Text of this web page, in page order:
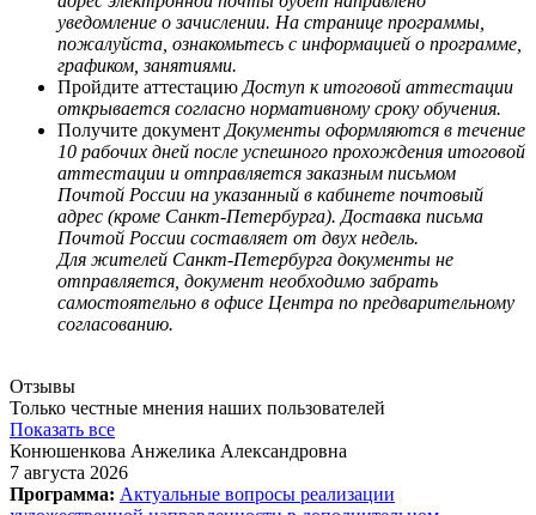
уведомление о зачислении. На странице программы,
пожалуйста, ознакомьтесь с информацией о программе,
графиком, занятиями.
Пройдите аттестацию Доступ к итоговой аттестации
открывается согласно нормативному сроку обучения.
Получите документ Документы оформляются в течение
10 рабочих дней после успешного прохождения итоговой
аттестации и отправляется заказным письмом
Почтой России на указанный в кабинете почтовый
адрес (кроме Санкт-Петербурга). Доставка письма
Почтой России составляет от двух недель.
Для жителей Санкт-Петербурга документы не
отправляется, документ необходимо забрать
самостоятельно в офисе Центра по предварительному
согласованию.
Отзывы
Только честные мнения наших пользователей
Показать все
Конюшенкова Анжелика Александровна
7 августа 2026
Программа: Актуальные вопросы реализации